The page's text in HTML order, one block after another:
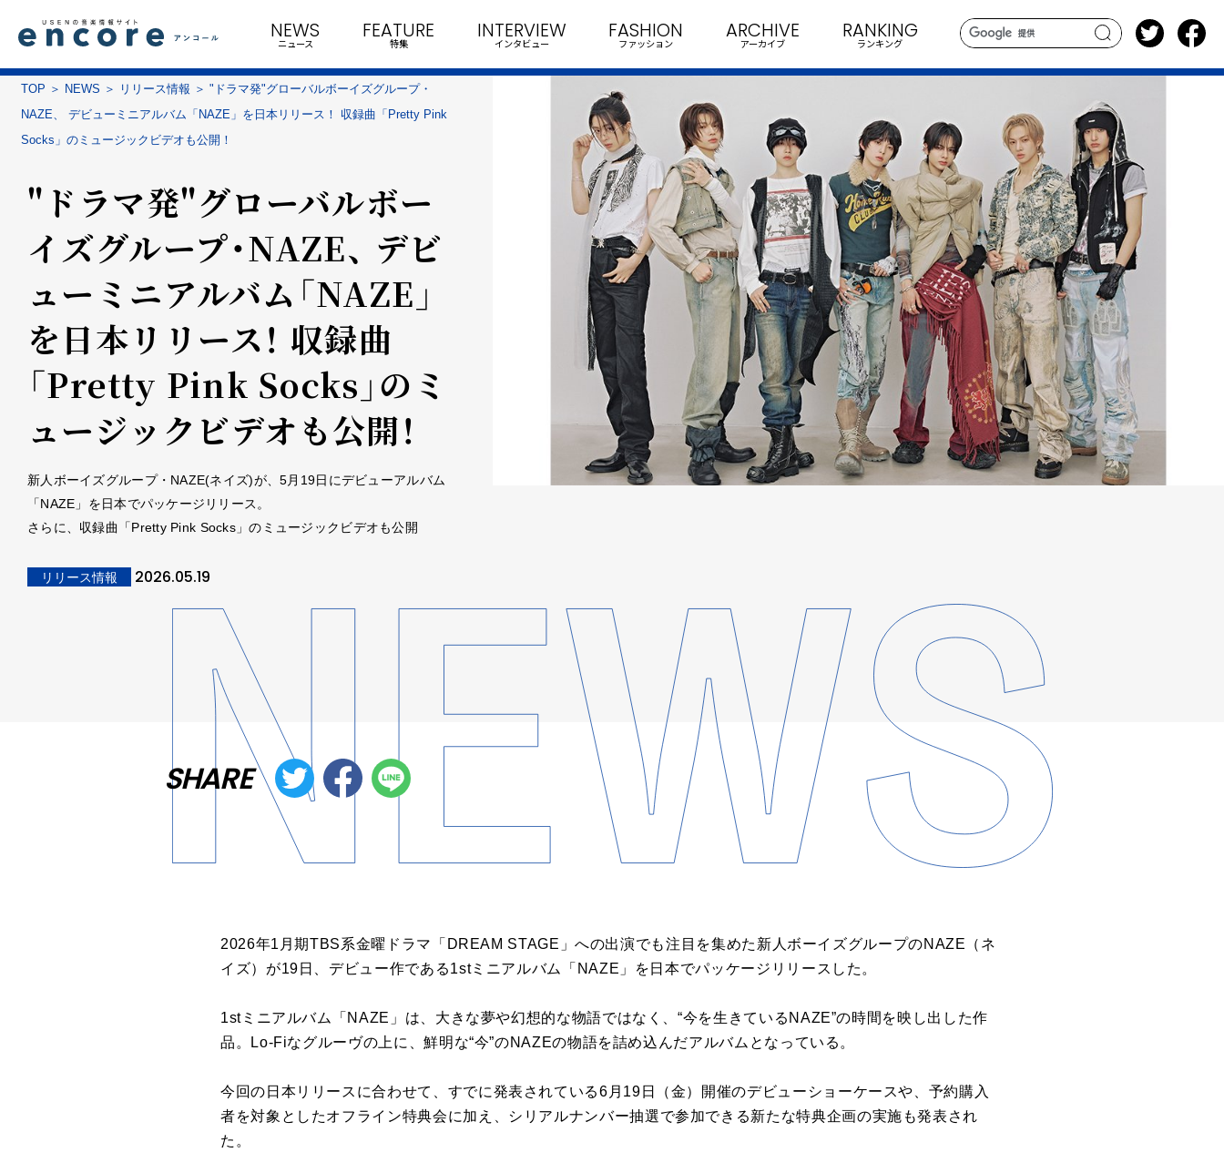
search
NEWS
ニュース
FEATURE
特集
INTERVIEW
インタビュー
FASHION
ファッション
ARCHIVE
アーカイブ
RANKING
ランキング
TOP NEWS リリース情報
"ドラマ発"グローバルボーイズグループ・
NAZE、 デビューミニアルバム「NAZE」を日本リリース！ 収録曲「Pretty Pink
Socks」のミュージックビデオも公開！
"ドラマ発"グローバルボー
イズグループ・NAZE、 デビ
ューミニアルバム「NAZE」
を日本リリース！ 収録曲
「Pretty Pink Socks」のミ
ュージックビデオも公開！
新人ボーイズグループ・NAZE(ネイズ)が、5月19日にデビューアルバム
「NAZE」を日本でパッケージリリース。
さらに、収録曲「Pretty Pink Socks」のミュージックビデオも公開
リリース情報 2026.05.19
SHARE
2026年1月期TBS系金曜ドラマ「DREAM STAGE」への出演でも注目を集めた新人ボーイズグループのNAZE（ネ
イズ）が19日、デビュー作である1stミニアルバム「NAZE」を日本でパッケージリリースした。
1stミニアルバム「NAZE」は、大きな夢や幻想的な物語ではなく、“今を生きているNAZE”の時間を映し出した作
品。Lo-Fiなグルーヴの上に、鮮明な“今”のNAZEの物語を詰め込んだアルバムとなっている。
今回の日本リリースに合わせて、すでに発表されている6月19日（金）開催のデビューショーケースや、予約購入
者を対象としたオフライン特典会に加え、シリアルナンバー抽選で参加できる新たな特典企画の実施も発表され
た。